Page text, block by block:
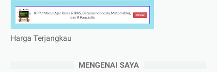
Harga Terjangkau
MENGENAI SAYA